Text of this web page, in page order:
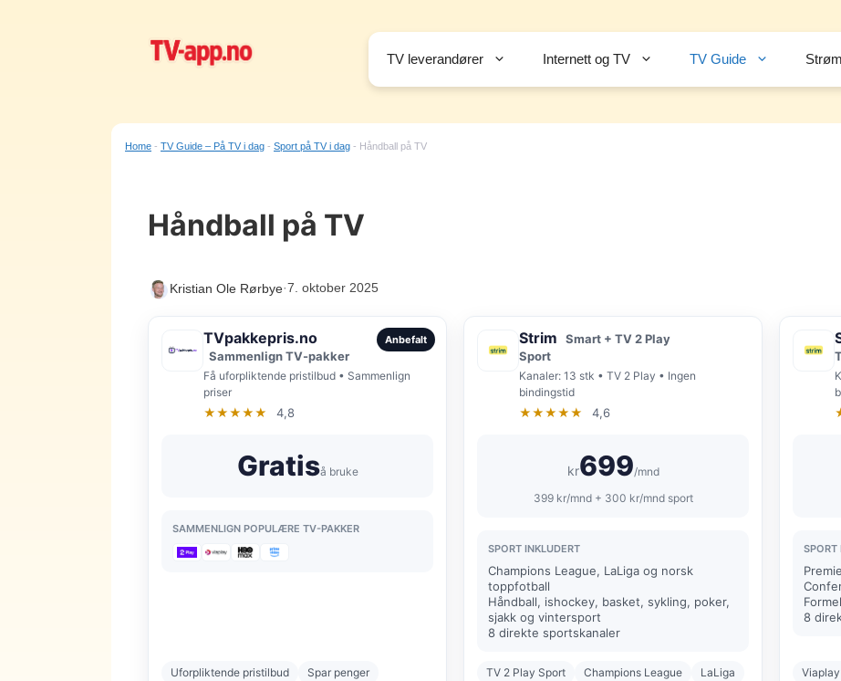
TV leverandører Internett og TV TV Guide
Home - TV Guide – På TV i dag - Sport på TV i dag - Håndball på TV
Håndball på TV
Kristian Ole Rørbye·7. oktober 2025
Anbefalt
TVpakkepris.no
Sammenlign TV-pakker
Få uforpliktende pristilbud • Sammenlign
priser
★★★★★ 4,8
Gratiså bruke
SAMMENLIGN POPULÆRE TV-PAKKER
Uforpliktende pristilbud Spar penger
Strim
Smart + TV 2 Play
Sport
Kanaler: 13 stk • TV 2 Play • Ingen
bindingstid
★★★★★ 4,6
kr699/mnd
399 kr/mnd + 300 kr/mnd sport
SPORT INKLUDERT
Champions League, LaLiga og norsk
toppfotball
Håndball, ishockey, basket, sykling, poker,
sjakk og vintersport
8 direkte sportskanaler
TV 2 Play Sport Champions League LaLiga
SPORT
8